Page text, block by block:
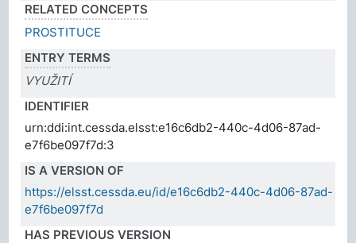
RELATED CONCEPTS
PROSTITUCE
ENTRY TERMS
VYUŽITÍ
IDENTIFIER
urn:ddi:int.cessda.elsst:e16c6db2-440c-4d06-87ad-
e7f6be097f7d:3
IS A VERSION OF
https://elsst.cessda.eu/id/e16c6db2-440c-4d06-87ad-
e7f6be097f7d
HAS PREVIOUS VERSION